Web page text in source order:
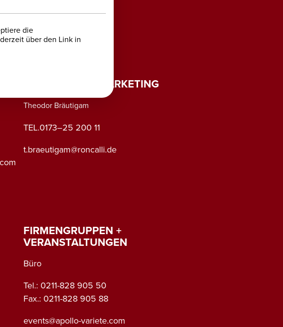
LEITUNG PR & MARKETING
Theodor Bräutigam
TEL.0173–25 200 11
t.braeutigam@roncalli.de
FIRMENGRUPPEN +
VERANSTALTUNGEN
Büro
Tel.: 0211-828 905 50
Fax.: 0211-828 905 88
events@apollo-variete.com
die
über den Link in